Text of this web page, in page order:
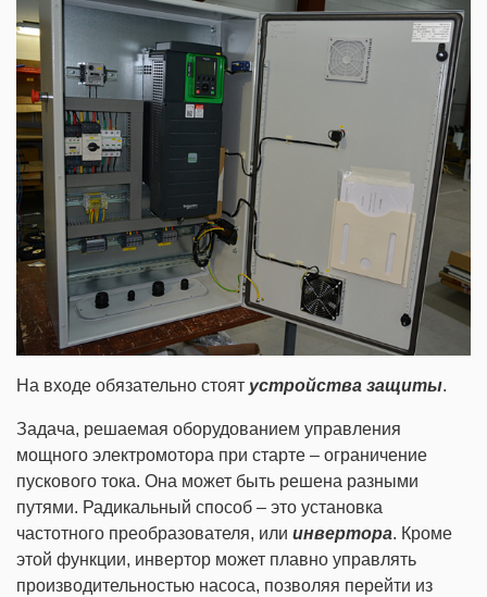
На входе обязательно стоят устройства защиты.
Задача, решаемая оборудованием управления
мощного электромотора при старте – ограничение
пускового тока. Она может быть решена разными
путями. Радикальный способ – это установка
частотного преобразователя, или инвертора. Кроме
этой функции, инвертор может плавно управлять
производительностью насоса, позволяя перейти из